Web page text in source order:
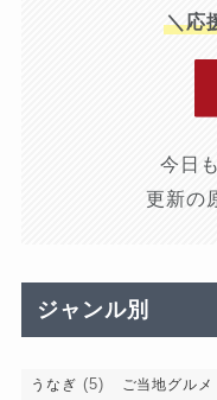
＼応
今日
更新の
ジャンル別
うなぎ (5) ご当地グルメ